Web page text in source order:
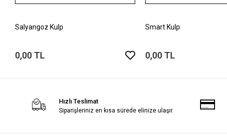
Salyangoz Kulp
0,00 TL
Smart Kulp
0,00 TL
Hızlı Teslimat
Siparişleriniz en kısa sürede elinize ulaşır.